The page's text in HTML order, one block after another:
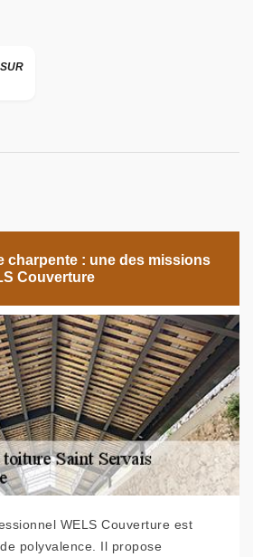
charpente : une des missions
Couverture
WELS Couverture est
polyvalence. Il propose